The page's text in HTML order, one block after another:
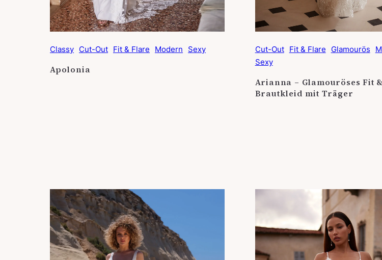
Classy Cut-Out Fit & Flare Modern Sexy
Apolonia
Cut-Out Fit & Flare Glamourös
Sexy
Arianna – Glamouröses Fit
Brautkleid mit Träger